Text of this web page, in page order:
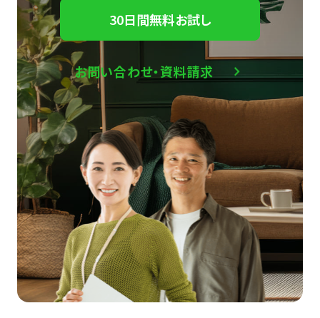
30日間無料お試し
お問い合わせ・資料請求